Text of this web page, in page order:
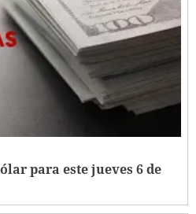
para este jueves 6 de